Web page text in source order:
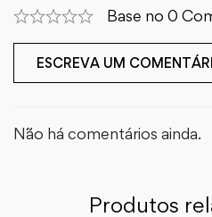
Base no 0
ESCREVA UM
Não há comentários ainda.
Produtos